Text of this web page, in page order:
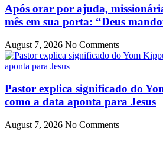
Após orar por ajuda,
mês em sua porta: “Deus
August 7, 2026 No Comments
Pastor explica significado do
como a data aponta para Jesus
August 7, 2026 No Comments